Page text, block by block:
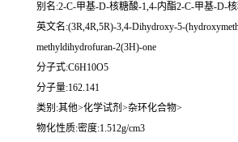
别名:2-C-甲基-D-核糖酸-1,4-内酯2-C-甲基-D-
英文名:(3R,4R,5R)-3,4-Dihydroxy-5-
methyldihydrofuran-2(3H)-one
分子式:C6H10O5
分子量:162.141
类别:其他>化学试剂>杂环化合物>
物化性质:密度:1.512g/cm3